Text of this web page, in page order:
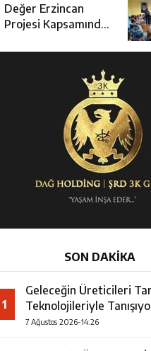
Toplantısı
Değer Erzincan
Projesi Kapsamında
Eğitimi
SON DAKİKA
1
Geleceğin Üreticileri
Teknolojileriyle
7 Ağustos 2026-14:26